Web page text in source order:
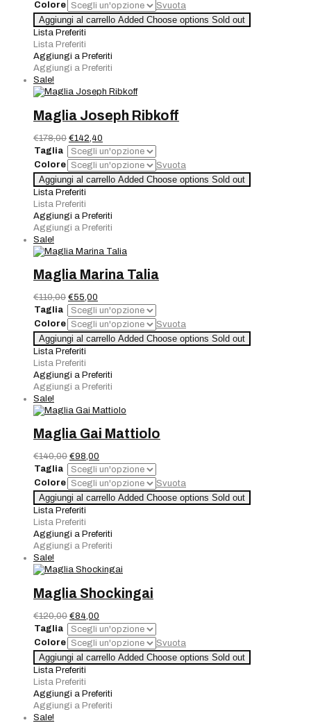
era:
€160,00.
è:
€112,00.
Colore
Svuota
Maglia
Shockingai
quantità
Aggiungi al carrello Added Choose options Sold out
Lista Preferiti
Lista Preferiti
Aggiungi a Preferiti
Aggiungi a Preferiti
Sale!
Maglia Joseph Ribkoff
€178,00 Il
prezzo
originale
era:
€178,00.
€142,40
prezzo
attuale
è:
€142,40.
Taglia
Colore
Svuota
Maglia
Joseph
Ribkoff
quantità
Aggiungi al carrello Added Choose options Sold out
Lista Preferiti
Lista Preferiti
Aggiungi a Preferiti
Aggiungi a Preferiti
Sale!
Maglia Marina Talia
€110,00 Il
prezzo
originale
era:
€110,00.
€55,00
prezzo
attuale
è:
€55,00.
Taglia
Colore
Svuota
Maglia
Marina
Talia
quantità
Aggiungi al carrello Added Choose options Sold out
Lista Preferiti
Lista Preferiti
Aggiungi a Preferiti
Aggiungi a Preferiti
Sale!
Maglia Gai Mattiolo
€140,00 Il
prezzo
originale
era:
€140,00.
€98,00
prezzo
attuale
è:
€98,00.
Taglia
Colore
Svuota
Maglia
Gai
Mattiolo
quantità
Aggiungi al carrello Added Choose options Sold out
Lista Preferiti
Lista Preferiti
Aggiungi a Preferiti
Aggiungi a Preferiti
Sale!
Maglia Shockingai
€120,00 Il
prezzo
originale
era:
€120,00.
€84,00
prezzo
attuale
è:
€84,00.
Taglia
Colore
Svuota
Maglia
Shockingai
quantità
Aggiungi al carrello Added Choose options Sold out
Lista Preferiti
Lista Preferiti
Aggiungi a Preferiti
Aggiungi a Preferiti
Sale!